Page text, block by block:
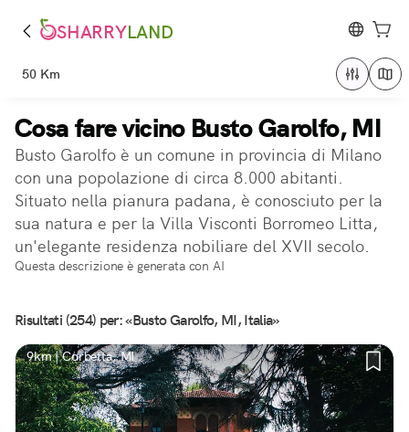
SHARRYLAND
50 Km
Cosa fare vicino Busto Garolfo, MI
Busto Garolfo è un comune in provincia di Milano
con una popolazione di circa 8.000 abitanti.
Situato nella pianura padana, è conosciuto per la
sua natura e per la Villa Visconti Borromeo Litta,
un'elegante residenza nobiliare del XVII secolo.
Questa descrizione è generata con AI
Risultati (254) per: «Busto Garolfo, MI, Italia»
9km | Corbetta, MI